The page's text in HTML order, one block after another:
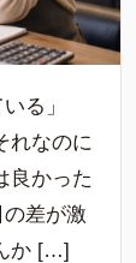
る」
れなのに
かった
差が激
か […]